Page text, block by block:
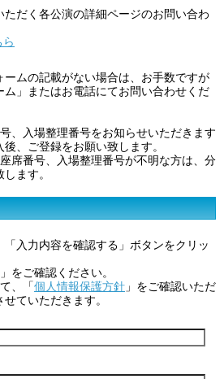
だく各公演の詳細ページのお問い合わ
ムの記載がない場合は、お手数ですが
」またはお電話にてお問い合わせくだ
、⼊場整理番号をお知らせいただきます
、ご登録をお願い致します。
席番号、⼊場整理番号が不明な⽅は、分
ます。
入力内容を確認する」ボタンをクリッ
」をご確認ください。
、「個人情報保護方針 」をご確認いただ
ていただきます。